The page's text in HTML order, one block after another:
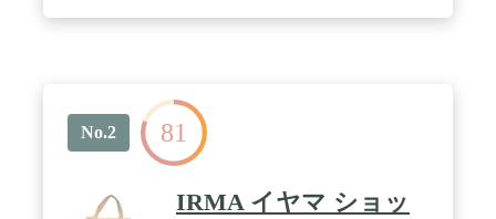
No.2 81
IRMA イヤマ ショッ